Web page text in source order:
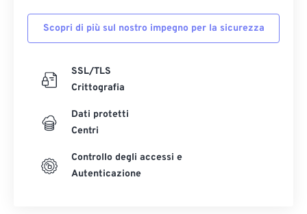
Scopri di più sul nostro impegno per la sicurezza
SSL/TLS
Crittografia
Dati protetti
Centri
Controllo degli accessi e
Autenticazione